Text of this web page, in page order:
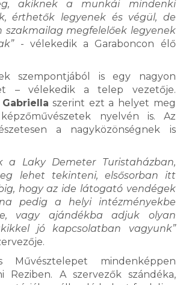
akiknek a munkái mindenki
érthetők legyenek és végül, de
szakmailag megfelelőek legyenek
- vélekedik a Garaboncon élő
szempontjából is egy nagyon
– vélekedik a telep vezetője.
szerint ezt a helyet meg
nyelvén is. Az
a nagyközönségnek is
a Laky Demeter Turistaházban,
lehet tekinteni, elsősorban itt
hogy az ide látogató vendégek
pedig a helyi intézményekbe
vagy ajándékba adjuk olyan
jó kapcsolatban vagyunk”
mindenképpen
Reziben. A szervezők szándéka,